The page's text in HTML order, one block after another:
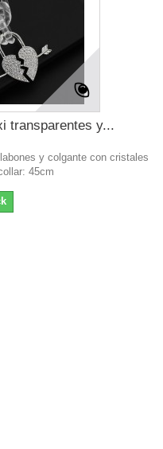
transparentes y...
y colgante con cristales
45cm